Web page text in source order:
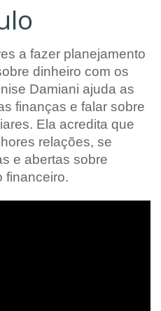
a fazer planejamento
dinheiro com os
Damiani ajuda as
finanças e falar sobre
Ela acredita que
relações, se
e abertas sobre
financeiro.